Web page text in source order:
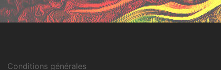
Conditions générales